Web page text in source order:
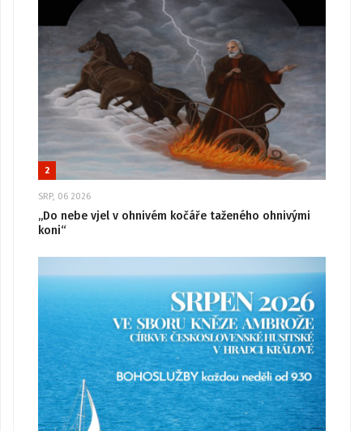
2
SRP, 06 2026
„Do nebe vjel v ohnivém kočáře taženého ohnivými
koni“